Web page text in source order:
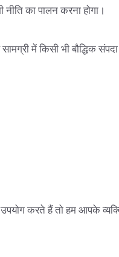
का पालन करना होगा।
में किसी भी बौद्धिक
उपयोग करते हैं तो हम आपके